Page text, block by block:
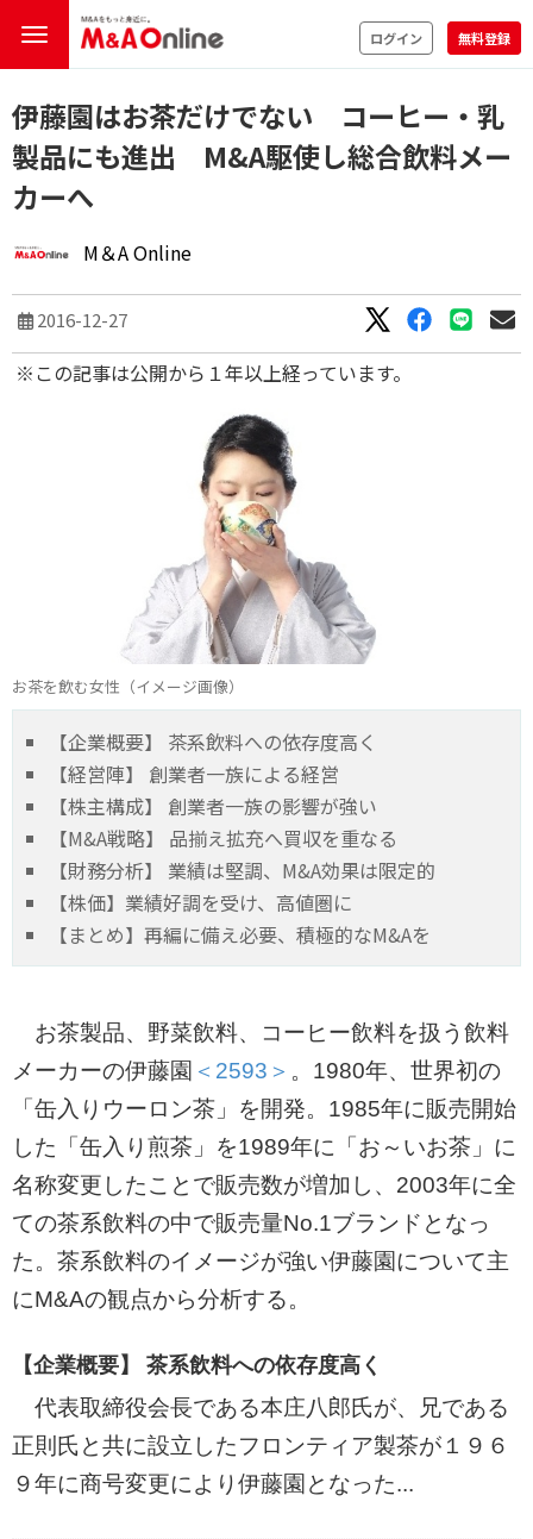
ログイン 無料登録
伊藤園はお茶だけでない コーヒー・乳
製品にも進出 M&A駆使し総合飲料メー
カーへ
M＆A Online
2016-12-27
※この記事は公開から１年以上経っています。
お茶を飲む女性（イメージ画像）
【企業概要】 茶系飲料への依存度高く
【経営陣】 創業者一族による経営
【株主構成】 創業者一族の影響が強い
【M&A戦略】 品揃え拡充へ買収を重なる
【財務分析】 業績は堅調、M&A効果は限定的
【株価】業績好調を受け、高値圏に
【まとめ】再編に備え必要、積極的なM&Aを
お茶製品、野菜飲料、コーヒー飲料を扱う飲料
メーカーの伊藤園 ＜2593＞ 。1980年、世界初の
「缶入りウーロン茶」を開発。1985年に販売開始
した「缶入り煎茶」を1989年に「お～いお茶」に
名称変更したことで販売数が増加し、2003年に全
ての茶系飲料の中で販売量No.1ブランドとなっ
た。茶系飲料のイメージが強い伊藤園について主
にM&Aの観点から分析する。
【企業概要】 茶系飲料への依存度高く
代表取締役会長である本庄八郎氏が、兄である
正則氏と共に設立したフロンティア製茶が１９６
９年に商号変更により伊藤園となった...